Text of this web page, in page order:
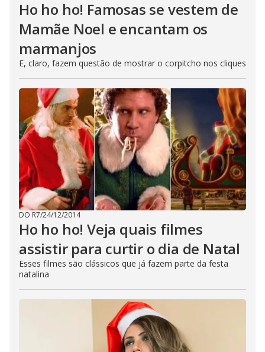
Ho ho ho! Famosas se vestem de
Mamãe Noel e encantam os
marmanjos
E, claro, fazem questão de mostrar o corpitcho nos cliques
DO R7/24/12/2014
Ho ho ho! Veja quais filmes
assistir para curtir o dia de Natal
Esses filmes são clássicos que já fazem parte da festa
natalina